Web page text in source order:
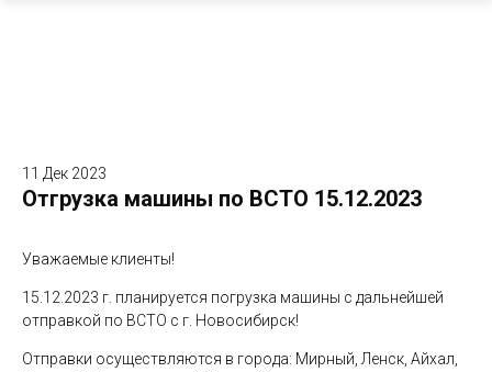
11 Дек 2023
Отгрузка машины по ВСТО 15.12.2023
Уважаемые клиенты!
15.12.2023 г. планируется погрузка машины с дальнейшей
отправкой по ВСТО с г. Новосибирск!
Отправки осуществляются в города: Мирный, Ленск, Айхал,